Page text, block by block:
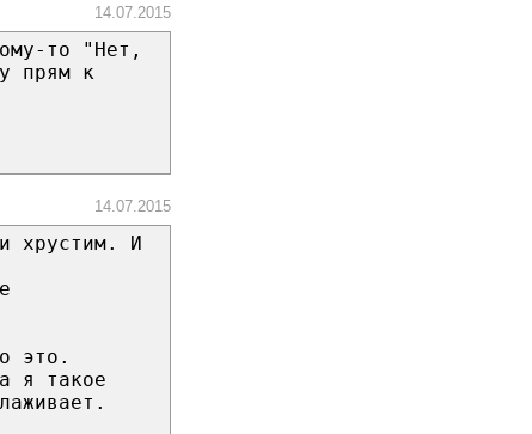
14.07.2015
то "Нет,
прям к
14.07.2015
хрустим. И
это.
я такое